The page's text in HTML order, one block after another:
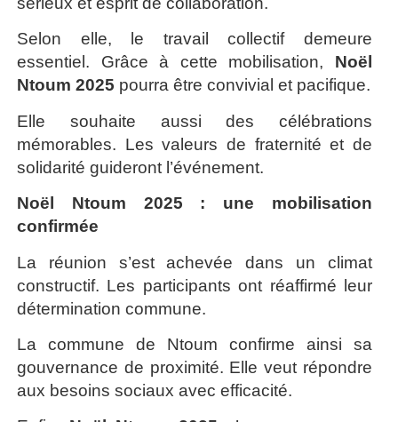
Selon elle, le travail collectif demeure
essentiel. Grâce à cette mobilisation, Noël
Ntoum 2025 pourra être convivial et pacifique.
Elle souhaite aussi des célébrations
mémorables. Les valeurs de fraternité et de
solidarité guideront l’événement.
Noël Ntoum 2025 : une mobilisation
confirmée
La réunion s’est achevée dans un climat
constructif. Les participants ont réaffirmé leur
détermination commune.
La commune de Ntoum confirme ainsi sa
gouvernance de proximité. Elle veut répondre
aux besoins sociaux avec efficacité.